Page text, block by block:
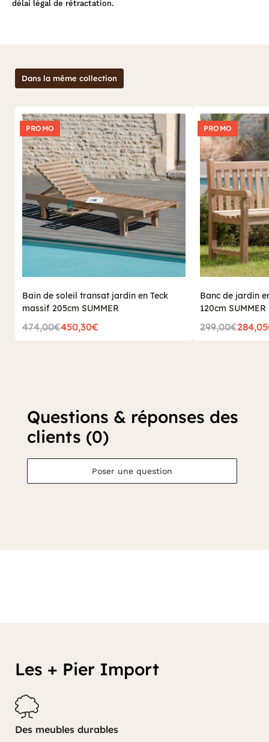
délai légal de rétractation.
Dans la même collection
PROMO
Bain de soleil transat jardin en Teck
massif 205cm SUMMER
474,00€450,30€
PROMO
Banc de jardin
120cm SUMMER
299,00€
Questions & réponses des
clients (0)
Poser une question
Les + Pier Import
Des meubles durables